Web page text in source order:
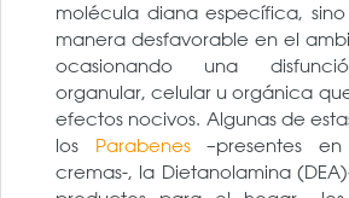
molécula diana específica,
manera desfavorable en el
ocasionando una
organular, celular u orgánica
efectos nocivos. Algunas de
los Parabenes–presentes en
cremas-, la Dietanolamina